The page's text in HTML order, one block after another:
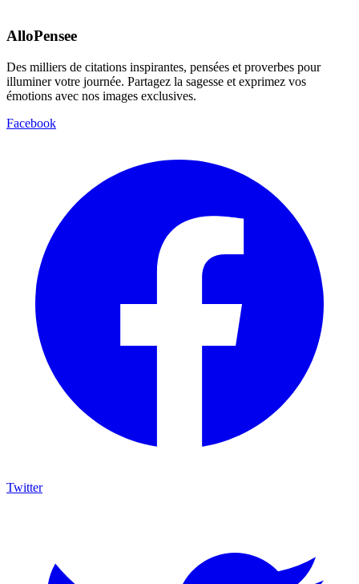
AlloPensee
Des milliers de citations inspirantes, pensées et proverbes pour
illuminer votre journée. Partagez la sagesse et exprimez vos
émotions avec nos images exclusives.
Facebook
Twitter